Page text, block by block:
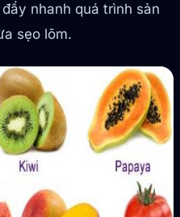
nhanh quá trình sản
sẹo lõm.